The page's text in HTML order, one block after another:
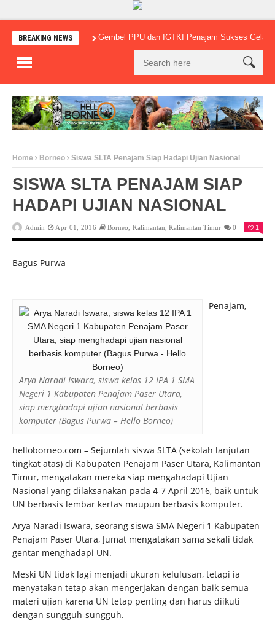
BREAKING NEWS Gembel PPU dan IGTKI Penajam Sukses Gelar
Home Borneo Siswa SLTA Penajam Siap Hadapi Ujian Nasional
SISWA SLTA PENAJAM SIAP
HADAPI UJIAN NASIONAL
Admin Apr 01, 2016 Borneo, Kalimantan,Kalimantan Timur 0 1
Bagus Purwa
Arya Naradi Iswara, siswa kelas 12 IPA 1 SMA
Negeri 1 Kabupaten Penajam Paser Utara,
siap menghadapi ujian nasional berbasis
komputer (Bagus Purwa – Hello Borneo)
Penajam,
helloborneo.com – Sejumlah siswa SLTA (sekolah lanjutan
tingkat atas) di Kabupaten Penajam Paser Utara, Kalimantan
Timur, mengatakan mereka siap mengahadapi Ujian
Nasional yang dilaksanakan pada 4-7 April 2016, baik untuk
UN berbasis lembar kertas maupun berbasis komputer.
Arya Naradi Iswara, seorang siswa SMA Negeri 1 Kabupaten
Penajam Paser Utara, Jumat mengatakan sama sekali tidak
gentar menghadapi UN.
Meski UN tidak lagi menjadi ukuran kelulusan, tetapi ia
menyatakan tetap akan mengerjakan dengan baik semua
materi ujian karena UN tetap penting dan harus diikuti
dengan sungguh-sungguh.